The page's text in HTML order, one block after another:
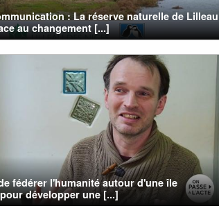
: La réserve naturelle de Lilleau
au changement [...]
fédérer l'humanité autour d'une île
développer une [...]